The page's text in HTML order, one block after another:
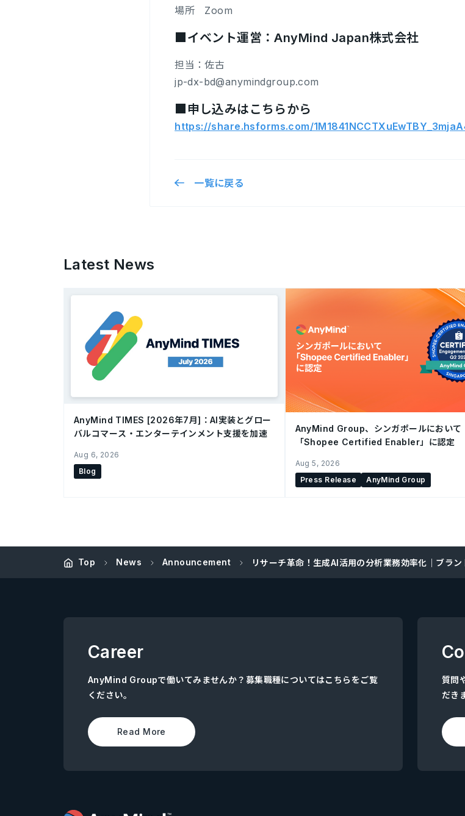
場所 Zoom
■イベント運営：AnyMind Japan株式会社
担当：佐古
jp-dx-bd@anymindgroup.com
■申し込みはこちらから
https://share.hsforms.com/
一覧に戻る
Latest News
AnyMind TIMES [2026年7月]：AI実装とグロー
バルコマース・エンターテインメント支援を加速
Aug 6, 2026
Blog
AnyMind Group、シンガポールにおいて
「Shopee Certified Enabler」に認定
Aug 5, 2026
Press Release
AnyMind Group
Top News Announcement リサーチ革命！生成AI活用の分析業務効率化｜ブラ
Career
AnyMind Groupで働いてみませんか？募集職種についてはこちらをご覧
ください。
Read More
質問
だき